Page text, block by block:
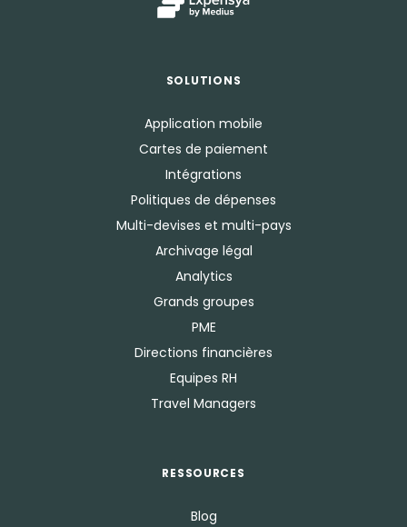
SOLUTIONS
Application mobile
Cartes de paiement
Intégrations
Politiques de dépenses
Multi-devises et multi-pays
Archivage légal
Analytics
Grands groupes
PME
Directions financières
Equipes RH
Travel Managers
RESSOURCES
Blog